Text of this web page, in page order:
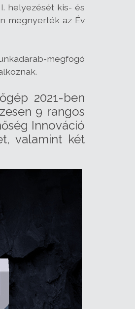
helyezését kis- és
megnyerték az Év
megfogó
2021-ben
9 rangos
Innováció
valamint két